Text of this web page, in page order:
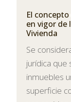
El
en vigor de
Vivienda
Se
jurídica que
inmuebles
superficie